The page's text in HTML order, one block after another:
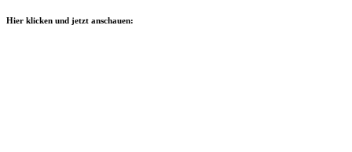
Hier klicken und jetzt anschauen: